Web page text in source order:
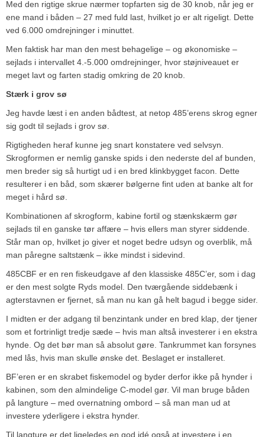
Med den rigtige skrue nærmer topfarten sig de 30 knob, når jeg er
ene mand i båden – 27 med fuld last, hvilket jo er alt rigeligt. Dette
ved 6.000 omdrejninger i minuttet.
Men faktisk har man den mest behagelige – og økonomiske –
sejlads i intervallet 4.-5.000 omdrejninger, hvor støjniveauet er
meget lavt og farten stadig omkring de 20 knob.
Stærk i grov sø
Jeg havde læst i en anden bådtest, at netop 485’erens skrog egner
sig godt til sejlads i grov sø.
Rigtigheden heraf kunne jeg snart konstatere ved selvsyn.
Skrogformen er nemlig ganske spids i den nederste del af bunden,
men breder sig så hurtigt ud i en bred klinkbygget facon. Dette
resulterer i en båd, som skærer bølgerne fint uden at banke alt for
meget i hård sø.
Kombinationen af skrogform, kabine fortil og stænkskærm gør
sejlads til en ganske tør affære – hvis ellers man styrer siddende.
Står man op, hvilket jo giver et noget bedre udsyn og overblik, må
man påregne saltstænk – ikke mindst i sidevind.
485CBF er en ren fiskeudgave af den klassiske 485C’er, som i dag
er den mest solgte Ryds model. Den tværgående siddebænk i
agterstavnen er fjernet, så man nu kan gå helt bagud i begge sider.
I midten er der adgang til benzintank under en bred klap, der tjener
som et fortrinligt tredje sæde – hvis man altså investerer i en ekstra
hynde. Og det bør man så absolut gøre. Tankrummet kan forsynes
med lås, hvis man skulle ønske det. Beslaget er installeret.
BF’eren er en skrabet fiskemodel og byder derfor ikke på hynder i
kabinen, som den almindelige C-model gør. Vil man bruge båden
på langture – med overnatning ombord – så man man ud at
investere yderligere i ekstra hynder.
Til langture er det ligeledes en god idé også at investere i en